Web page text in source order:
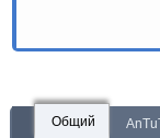
Общий